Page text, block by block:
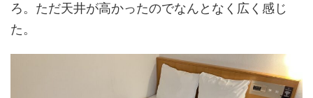
ろ。ただ天井が高かったのでなんとなく広く感じ
た。